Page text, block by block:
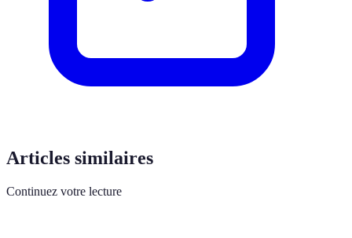
Articles similaires
Continuez votre lecture